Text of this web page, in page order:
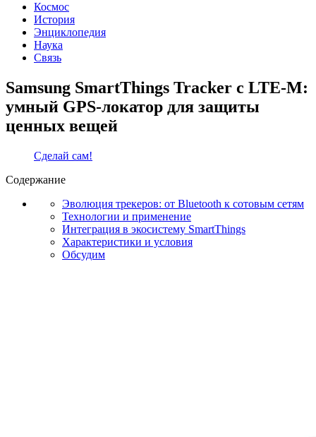
Космос
История
Энциклопедия
Наука
Связь
Samsung SmartThings Tracker с LTE-M:
умный GPS-локатор для защиты
ценных вещей
Сделай сам!
Содержание
Эволюция трекеров: от Bluetooth к сотовым сетям
Технологии и применение
Интеграция в экосистему SmartThings
Характеристики и условия
Обсудим